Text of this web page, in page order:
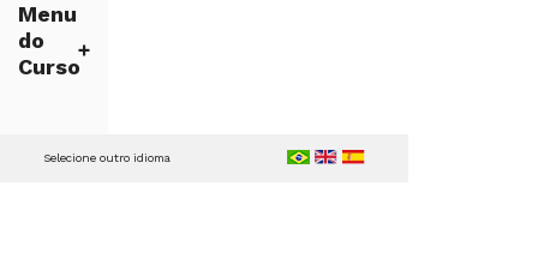
Menu
do
Curso
Selecione outro idioma